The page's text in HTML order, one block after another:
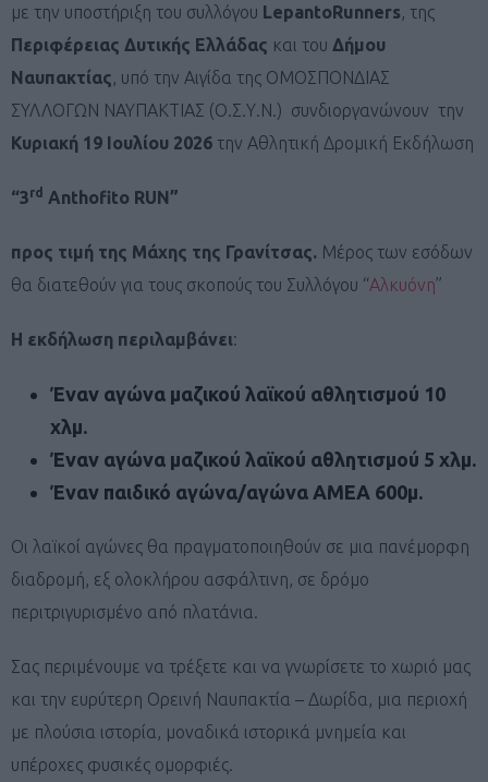
με την υποστήριξη του συλλόγου LepantoRunners, της
Περιφέρειας Δυτικής Ελλάδας και του Δήμου
Ναυπακτίας, υπό την Αιγίδα της ΟΜΟΣΠΟΝΔΙΑΣ
ΣΥΛΛΟΓΩΝ ΝΑΥΠΑΚΤΙΑΣ (Ο.Σ.Υ.Ν.) συνδιοργανώνουν την
Κυριακή 19 Ιουλίου 2026 την Αθλητική Δρομική Εκδήλωση
“3rd Anthofito RUN”
προς τιμή της Μάχης της Γρανίτσας. Μέρος των εσόδων
θα διατεθούν για τους σκοπούς του Συλλόγου “Αλκυόνη”
Η εκδήλωση περιλαμβάνει:
Έναν αγώνα μαζικού λαϊκού αθλητισμού 10
χλμ.
Έναν αγώνα μαζικού λαϊκού αθλητισμού 5 χλμ.
Έναν παιδικό αγώνα/αγώνα ΑΜΕΑ 600μ.
Οι λαϊκοί αγώνες θα πραγματοποιηθούν σε μια πανέμορφη
διαδρομή, εξ ολοκλήρου ασφάλτινη, σε δρόμο
περιτριγυρισμένο από πλατάνια.
Σας περιμένουμε να τρέξετε και να γνωρίσετε το χωριό μας
και την ευρύτερη Ορεινή Ναυπακτία – Δωρίδα, μια περιοχή
με πλούσια ιστορία, μοναδικά ιστορικά μνημεία και
υπέροχες φυσικές ομορφιές.